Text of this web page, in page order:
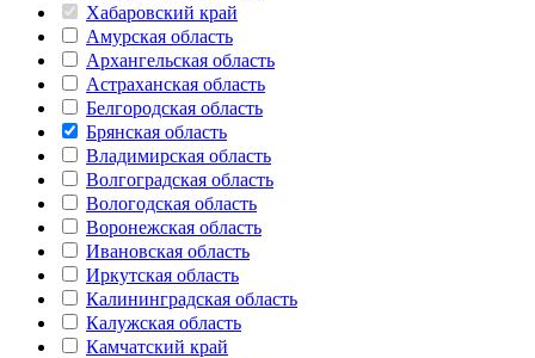
Хабаровский край
Амурская область
Архангельская область
Астраханская область
Белгородская область
Брянская область
Владимирская область
Волгоградская область
Вологодская область
Воронежская область
Ивановская область
Иркутская область
Калининградская область
Калужская область
Камчатский край